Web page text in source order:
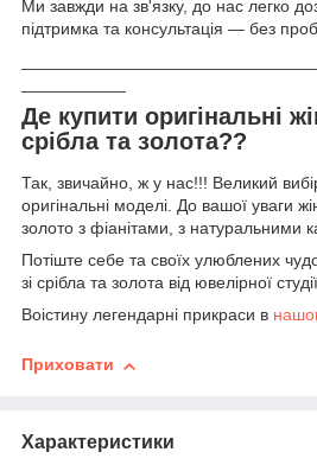
Ми завжди на зв'язку, до нас легко
підтримка та консультація — без
Де купити оригінальні
срібла та золота??
Так, звичайно, ж у нас!!! Великий
оригінальні моделі. До вашої уваги
золото з фіанітами, з натуральними
Потіште себе та своїх улюблених
зі срібла та золота від ювелірної
Воістину легендарні прикраси в
Приховати
Характеристики